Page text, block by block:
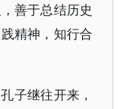
善于总结历史
精神，知行合
子继往开来，